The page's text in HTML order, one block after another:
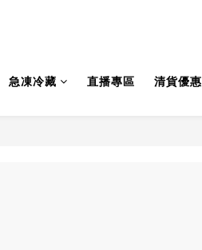
急凍冷藏 直播專區 清貨優惠